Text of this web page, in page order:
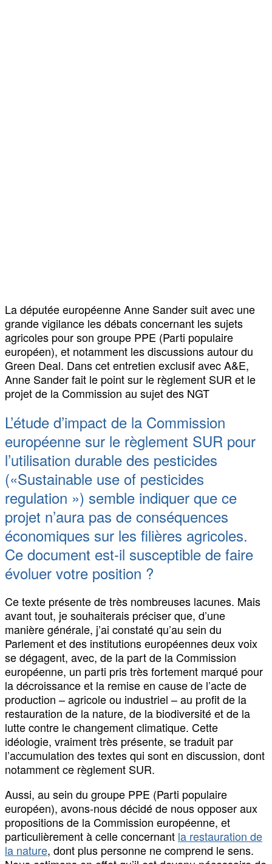
La députée européenne Anne Sander suit avec une
grande vigilance les débats concernant les sujets
agricoles pour son groupe PPE (Parti populaire
européen), et notamment les discussions autour du
Green Deal. Dans cet entretien exclusif avec A&E,
Anne Sander fait le point sur le règlement SUR et le
projet de la Commission au sujet des NGT
L’étude d’impact de la Commission
européenne sur le règlement SUR pour
l’utilisation durable des pesticides
(«Sustainable use of pesticides
regulation ») semble indiquer que ce
projet n’aura pas de conséquences
économiques sur les filières agricoles.
Ce document est-il susceptible de faire
évoluer votre position ?
Ce texte présente de très nombreuses lacunes. Mais
avant tout, je souhaiterais préciser que, d’une
manière générale, j’ai constaté qu’au sein du
Parlement et des institutions européennes deux voix
se dégagent, avec, de la part de la Commission
européenne, un parti pris très fortement marqué pour
la décroissance et la remise en cause de l’acte de
production – agricole ou industriel – au profit de la
restauration de la nature, de la biodiversité et de la
lutte contre le changement climatique. Cette
idéologie, vraiment très présente, se traduit par
l’accumulation des textes qui sont en discussion, dont
notamment ce règlement SUR.
Aussi, au sein du groupe PPE (Parti populaire
européen), avons-nous décidé de nous opposer aux
propositions de la Commission européenne, et
particulièrement à celle concernant la restauration de
la nature, dont plus personne ne comprend le sens.